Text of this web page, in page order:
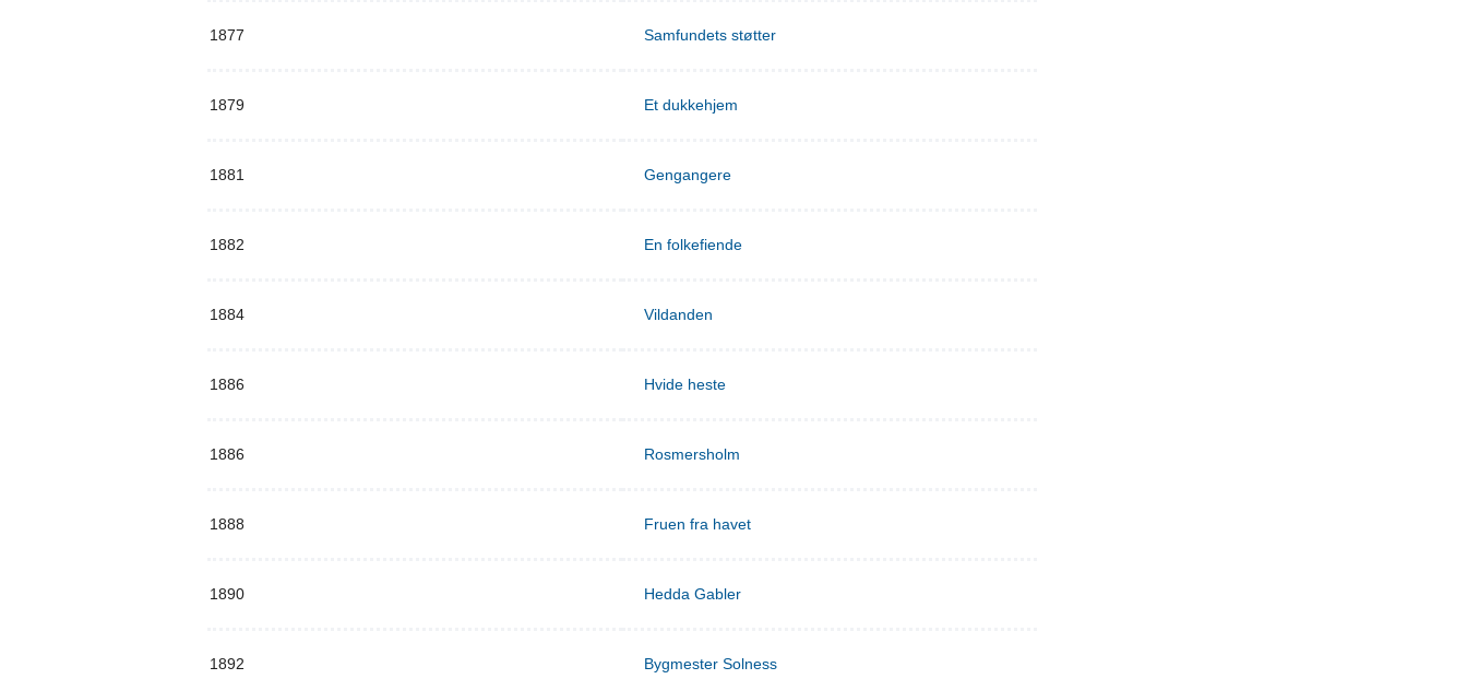
1877 Samfundets støtter
1879 Et dukkehjem
1881 Gengangere
1882 En folkefiende
1884 Vildanden
1886 Hvide heste
1886 Rosmersholm
1888 Fruen fra havet
1890 Hedda Gabler
1892 Bygmester Solness